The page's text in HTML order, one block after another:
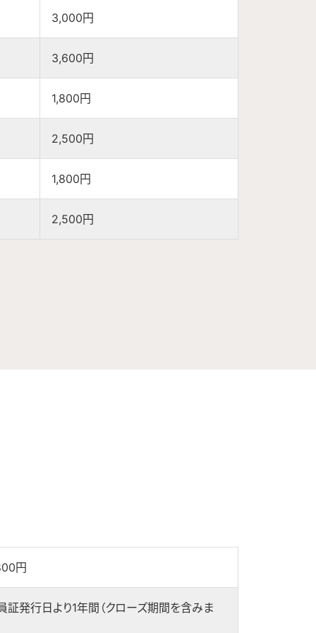
3,000円
3,600円
1,800円
2,500円
1,800円
2,500円
円
証発行日より1年間（クローズ期間を含みま